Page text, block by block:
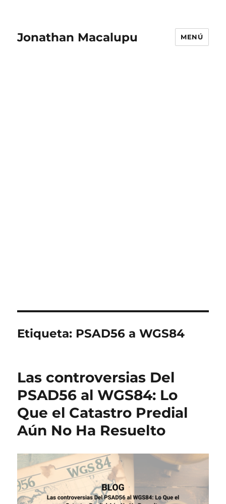
Jonathan Macalupu MENÚ
Etiqueta: PSAD56 a WGS84
Las controversias Del
PSAD56 al WGS84: Lo
Que el Catastro Predial
Aún No Ha Resuelto